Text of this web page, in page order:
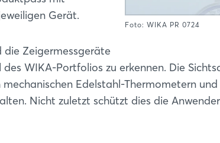
Foto: WIKA PR 0724
Gerät.
die Zeigermessgeräte
des WIKA-Portfolios zu erkennen. Die
Edelstahl-Thermometern
Nicht zuletzt schützt dies die